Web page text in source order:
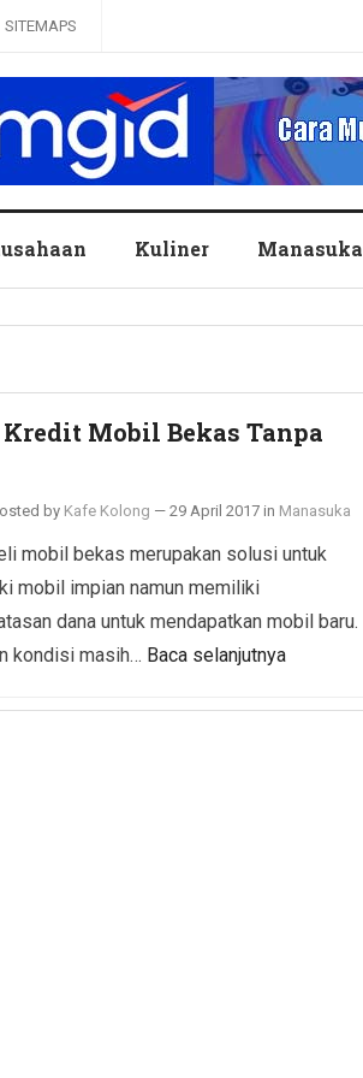
SITEMAPS
Kuliner Manasuka
Mobil Bekas Tanpa
by Kafe Kolong — 29 April 2017 in Manasuka
mobil bekas merupakan solusi untuk
mobil impian namun memiliki
dana untuk mendapatkan mobil baru.
kondisi masih… Baca selanjutnya